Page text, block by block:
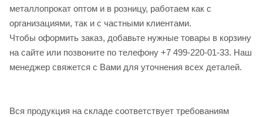
металлопрокат оптом и в розницу, работаем как с
организациями, так и с частными клиентами.
Чтобы оформить заказ, добавьте нужные товары в корзину
на сайте или позвоните по телефону +7 499-220-01-33. Наш
менеджер свяжется с Вами для уточнения всех деталей.
Вся продукция на складе соответствует требованиям